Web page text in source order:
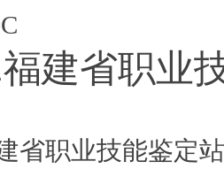
福建省职业
省职业技能鉴定